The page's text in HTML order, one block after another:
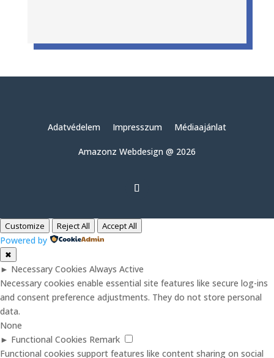
Adatvédelem Impresszum Médiaajánlat
Amazonz Webdesign @ 2026
Customize Reject All Accept All
Powered by
✖
► Necessary Cookies Always Active
Necessary cookies enable essential site features like secure log-ins
and consent preference adjustments. They do not store personal
data.
None
► Functional Cookies Remark
Functional cookies support features like content sharing on social